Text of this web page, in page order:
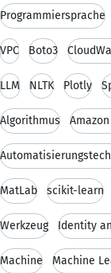
Programmiersprache
VPC Boto3
LLM NLTK Plotly
Algorithmus
MatLab scikit-learn
Werkzeug Identity
Machine Machine